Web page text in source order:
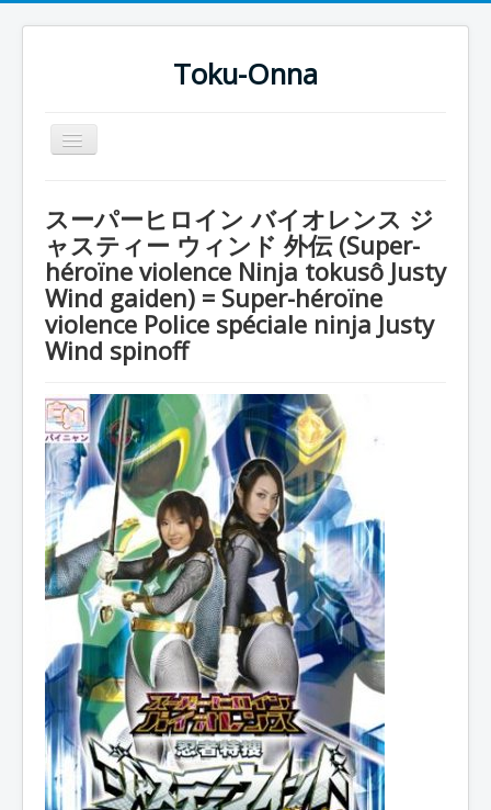
Toku-Onna
Basculer
la
Toku-Actrices
Toku-Critiques
Séries
Films
Dessins
Artiste Asperger
Lexique
スーパーヒロイン バイオレンス ジ
ャスティー ウィンド 外伝 (Super-
héroïne violence Ninja tokusô Justy
Wind gaiden) = Super-héroïne
violence Police spéciale ninja Justy
Wind spinoff